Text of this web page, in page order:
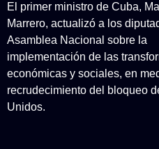
El primer ministro de Cuba,
Marrero, actualizó a los
Asamblea Nacional sobre la
implementación de las
económicas y sociales, en
recrudecimiento del bloqueo
Unidos.